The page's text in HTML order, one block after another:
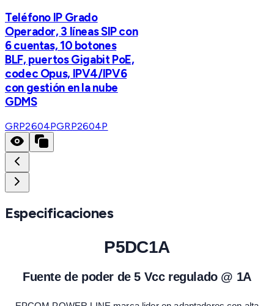
Teléfono IP Grado
Operador, 3 líneas SIP con
6 cuentas, 10 botones
BLF, puertos Gigabit PoE,
codec Opus, IPV4/IPV6
con gestión en la nube
GDMS
GRP2604PGRP2604P
Especificaciones
P5DC1A
Fuente de poder de 5 Vcc regulado @ 1A